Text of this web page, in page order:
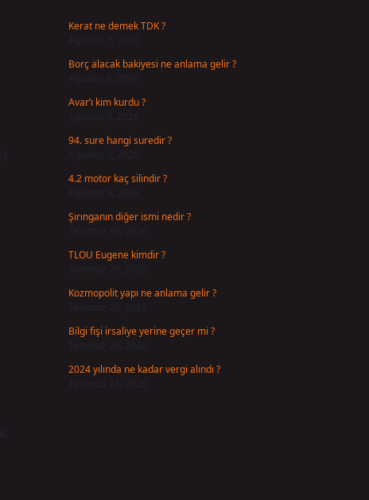
Kerat ne demek TDK ?
Borç alacak bakiyesi ne anlama gelir ?
Avar’ı kim kurdu ?
94. sure hangi suredir ?
Ağustos 3, 2026
4.2 motor kaç silindir ?
Ağustos 3, 2026
Şırınganın diğer ismi nedir ?
Temmuz 30, 2026
TLOU Eugene kimdir ?
Kozmopolit yapı ne anlama gelir ?
Bilgi fişi irsaliye yerine geçer mi ?
2024 yılında ne kadar vergi alındı ?